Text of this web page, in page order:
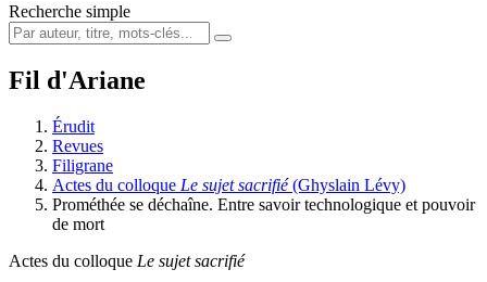
Recherche simple
Fil d'Ariane
Érudit
Revues
Filigrane
Actes du colloque Le sujet sacrifié(Ghyslain Lévy)
Prométhée se déchaîne. Entre savoir technologique et pouvoir
de mort
Actes du colloque Le sujet sacrifié